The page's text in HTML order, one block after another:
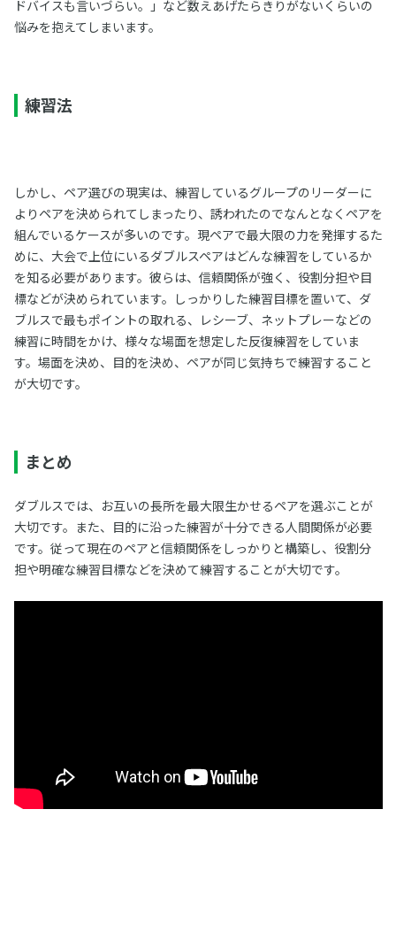
ドバイスも言いづらい。」など数えあげたらきりがないくらいの
悩みを抱えてしまいます。
練習法
しかし、ペア選びの現実は、練習しているグループのリーダーに
よりペアを決められてしまったり、誘われたのでなんとなくペアを
組んでいるケースが多いのです。現ペアで最大限の力を発揮するた
めに、大会で上位にいるダブルスペアはどんな練習をしているか
を知る必要があります。彼らは、信頼関係が強く、役割分担や目
標などが決められています。しっかりした練習目標を置いて、ダ
ブルスで最もポイントの取れる、レシーブ、ネットプレーなどの
練習に時間をかけ、様々な場面を想定した反復練習をしていま
す。場面を決め、目的を決め、ペアが同じ気持ちで練習すること
が大切です。
まとめ
ダブルスでは、お互いの長所を最大限生かせるペアを選ぶことが
大切です。また、目的に沿った練習が十分できる人間関係が必要
です。従って現在のペアと信頼関係をしっかりと構築し、役割分
担や明確な練習目標などを決めて練習することが大切です。